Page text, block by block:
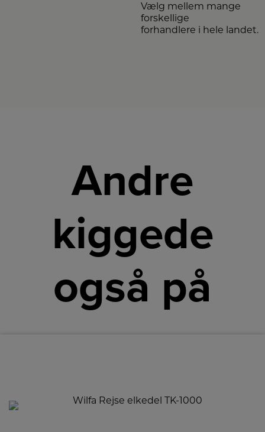
Vælg mellem mange
forskellige
forhandlere i hele landet.
Andre
kiggede
også på